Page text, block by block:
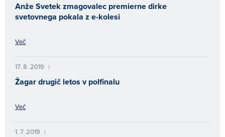
Anže Svetek zmagovalec premierne dirke
svetovnega pokala z e-kolesi
Več
17. 8. 2019 |
Žagar drugič letos v polfinalu
Več
1. 7. 2019 |